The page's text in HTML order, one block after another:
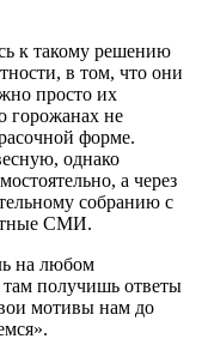
к такому решению
в том, что они
просто их
горожанах не
форме.
однако
а через
собранию с
СМИ.
на любом
получишь ответы
мотивы нам до